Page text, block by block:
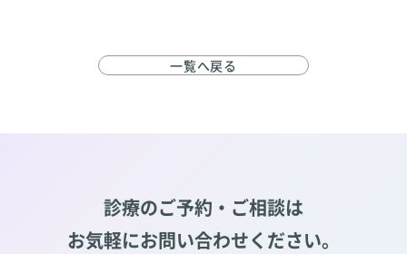
一覧へ戻る
診療のご予約・ご相談は
お気軽にお問い合わせください。